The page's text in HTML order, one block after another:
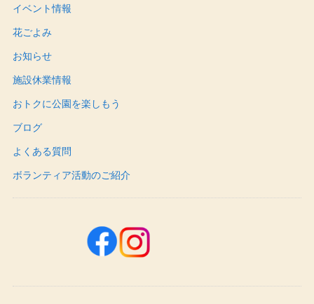
イベント情報
花ごよみ
お知らせ
施設休業情報
おトクに公園を楽しもう
ブログ
よくある質問
ボランティア活動のご紹介